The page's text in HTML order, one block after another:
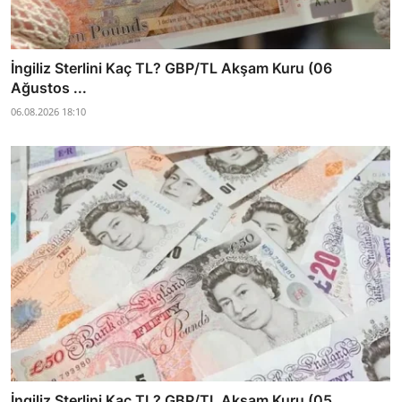
İngiliz Sterlini Kaç TL? GBP/TL Akşam Kuru (06
Ağustos ...
06.08.2026 18:10